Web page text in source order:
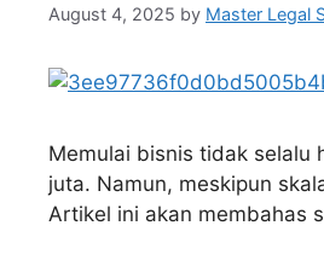
August 4, 2025 by Master Legal
Memulai bisnis tidak selalu
juta. Namun, meskipun
Artikel ini akan membahas